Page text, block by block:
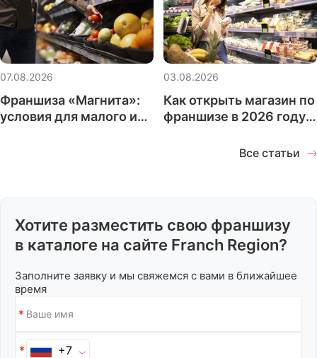
07.08.2026
Франшиза «Магнита»:
условия для малого и
03.08.2026
Как открыть магазин по
франшизе в 2026 году:
запуска проектаВсе статьи
Хотите разместить свою франшизу
в каталоге на сайте Franch Region?
Заполните заявку и мы свяжемся с вами в ближайшее
время
+7